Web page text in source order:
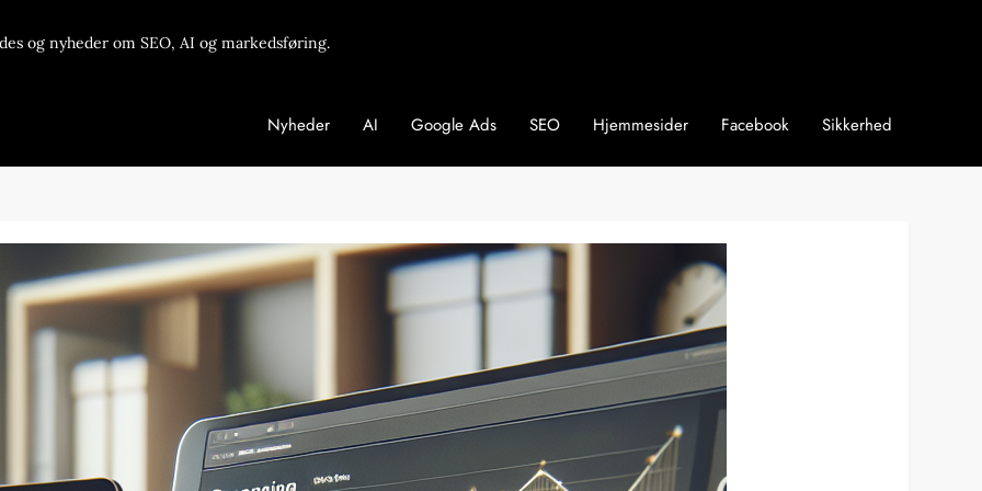
og nyheder om SEO, AI og markedsføring.
Nyheder AI Google Ads SEO Hjemmesider Facebook Sikkerhed